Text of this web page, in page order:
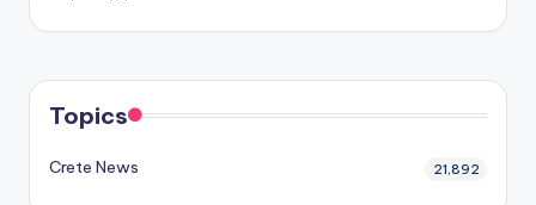
Topics
Crete News 21,892